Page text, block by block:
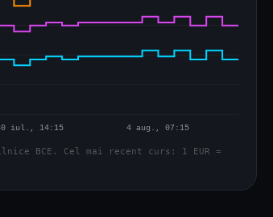
BCE. Cel mai recent curs: 1 EUR =